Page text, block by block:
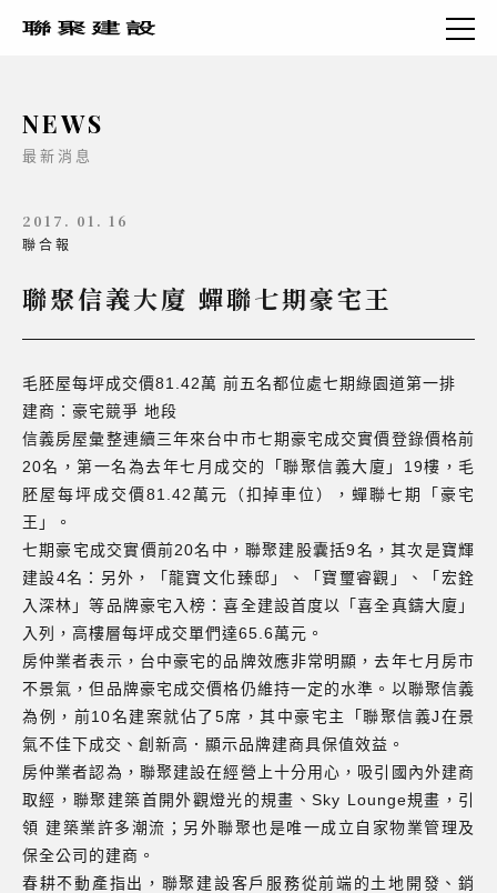
NEWS
最新消息
2017. 01. 16
聯合報
聯聚信義大廈 蟬聯七期豪宅王
毛胚屋每坪成交價81.42萬 前五名都位處七期綠園道第一排
建商：豪宅競爭 地段
信義房屋彙整連續三年來台中市七期豪宅成交實價登錄價格前
20名，第一名為去年七月成交的「聯聚信義大廈」19樓，毛
胚屋每坪成交價81.42萬元（扣掉車位），蟬聯七期「豪宅
王」。
七期豪宅成交實價前20名中，聯聚建股囊括9名，其次是寶輝
建設4名：另外，「龍寶文化臻邸」、「寶璽睿觀」、「宏銓
入深林」等品牌豪宅入榜：喜全建設首度以「喜全真鑄大廈」
入列，高樓層每坪成交單們達65.6萬元。
房仲業者表示，台中豪宅的品牌效應非常明顯，去年七月房市
不景氣，但品牌豪宅成交價格仍維持一定的水準。以聯聚信義
為例，前10名建案就佔了5席，其中豪宅主「聯聚信義J在景
氣不佳下成交、創新高．顯示品牌建商具保值效益。
房仲業者認為，聯聚建設在經營上十分用心，吸引國內外建商
取經，聯聚建築首開外觀燈光的規畫、Sky Lounge規畫，引
領 建築業許多潮流；另外聯聚也是唯一成立自家物業管理及
保全公司的建商。
春耕不動產指出，聯聚建設客戶服務從前端的土地開發、銷